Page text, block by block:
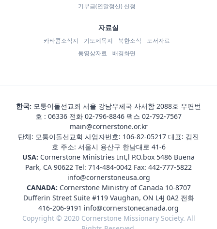
기부금(연말정산) 신청
자료실
카타콤소식지 기도제목지 북한소식
도서자료
동영상자료
배경화면
한국: 모퉁이돌선교회 서울 강남우체국 사서함 2088호 우편번
호 : 06336 전화 02-796-8846 팩스 02-792-7567
main@cornerstone.or.kr
단체: 모퉁이돌선교회 사업자번호: 106-82-05217 대표: 김진
호 주소: 서울시 용산구 한남대로 41-6
USA: Cornerstone Ministries Int,l P.O.box 5486 Buena
Park, CA 90622 Tel: 714-484-0042 Fax: 442-777-5822
info@cornerstoneusa.org
CANADA: Cornerstone Ministry of Canada 10-8707
Dufferin Street Suite #119 Vaughan, ON L4J 0A2 전화
416-206-9191 info@cornerstonecanada.org
Copyright © 2020 Cornerstone Missionary Society. All